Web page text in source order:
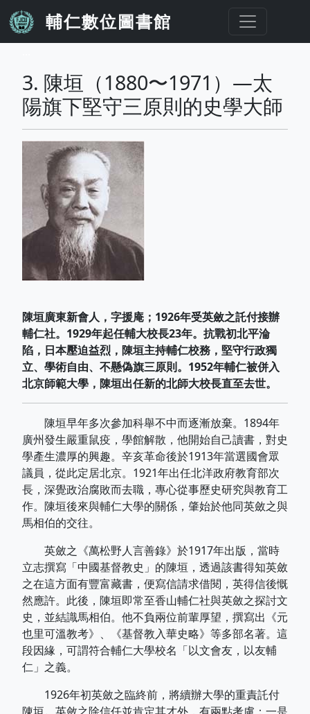
移至主內容
輔仁數位圖書館
3. 陳垣（1880〜1971）—太
陽旗下堅守三原則的史學大師
陳垣廣東新會人，字援庵；1926年受英斂之託付接辦
輔仁社。1929年起任輔大校長23年。抗戰初北平淪
陷，日本壓迫益烈，陳垣主持輔仁校務，堅守行政獨
立、學術自由、不懸偽旗三原則。1952年輔仁被併入
北京師範大學，陳垣出任新的北師大校長直至去世。
陳垣早年多次參加科舉不中而逐漸放棄。1894年
廣州發生嚴重鼠疫，學館解散，他開始自己讀書，對史
學產生濃厚的興趣。辛亥革命後於1913年當選國會眾
議員，從此定居北京。1921年出任北洋政府教育部次
長，深覺政治腐敗而去職，專心從事歷史研究與教育工
作。陳垣後來與輔仁大學的關係，肇始於他同英斂之與
馬相伯的交往。
英斂之《萬松野人言善錄》於1917年出版，當時
立志撰寫「中國基督教史」的陳垣，透過該書得知英斂
之在這方面有豐富藏書，便寫信請求借閱，英得信後慨
然應許。此後，陳垣即常至香山輔仁社與英斂之探討文
史，並結識馬相伯。他不負兩位前輩厚望，撰寫出《元
也里可溫教考》、《基督教入華史略》等多部名著。這
段因緣，可謂符合輔仁大學校名「以文會友，以友輔
仁」之義。
1926年初英斂之臨終前，將續辦大學的重責託付